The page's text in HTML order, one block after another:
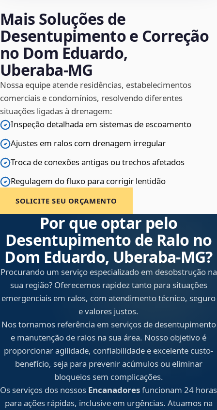
Mais Soluções de
Desentupimento e Correção
no Dom Eduardo,
Uberaba‑MG
Nossa equipe atende residências, estabelecimentos
comerciais e condomínios, resolvendo diferentes
situações ligadas à drenagem:
Inspeção detalhada em sistemas de escoamento
Ajustes em ralos com drenagem irregular
Troca de conexões antigas ou trechos afetados
Regulagem do fluxo para corrigir lentidão
SOLICITE SEU ORÇAMENTO
Por que optar pelo
Desentupimento de Ralo no
Dom Eduardo, Uberaba‑MG?
Procurando um serviço especializado em desobstrução na
sua região? Oferecemos rapidez tanto para situações
emergenciais em ralos, com atendimento técnico, seguro
e valores justos.
Nos tornamos referência em serviços de desentupimento
e manutenção de ralos na sua área. Nosso objetivo é
proporcionar agilidade, confiabilidade e excelente custo-
benefício, seja para prevenir acúmulos ou eliminar
bloqueios sem complicações.
Os serviços dos nossos Encanadoresfuncionam 24 horas
para ações rápidas, inclusive em urgências. Atuamos na